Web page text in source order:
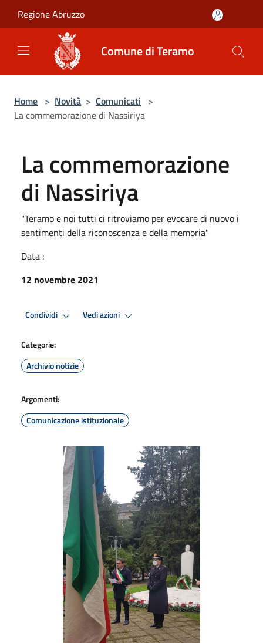
Regione Abruzzo
Comune di Teramo
Home > Novità > Comunicati >
La commemorazione di Nassiriya
La commemorazione
di Nassiriya
"Teramo e noi tutti ci ritroviamo per evocare di nuovo i
sentimenti della riconoscenza e della memoria"
Data :
12 novembre 2021
Condividi Vedi azioni
Categorie:
Archivio notizie
Argomenti:
Comunicazione istituzionale